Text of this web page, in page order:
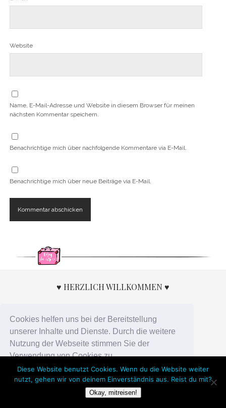
Cookies helfen uns bei der Bereitstellung
unserer Inhalte und Dienste. Durch die weitere
Nutzung der Webseite stimmen Sie der
Verwendung von Cookies zu.
Okay!
Website
Name, E-Mail-Adresse und Website in diesem Browser für meinen
nächsten Kommentar speichern.
Benachrichtige mich über nachfolgende Kommentare via E-Mail.
Benachrichtige mich über neue Beiträge via E-Mail.
♥ HERZLICH WILLKOMMEN ♥
Diese Website benutzt Cookies. Wenn du die Website weiter
nutzt, gehen wir von deinem Einverständnis aus. Reist du mit?
Okay, mitreisen!